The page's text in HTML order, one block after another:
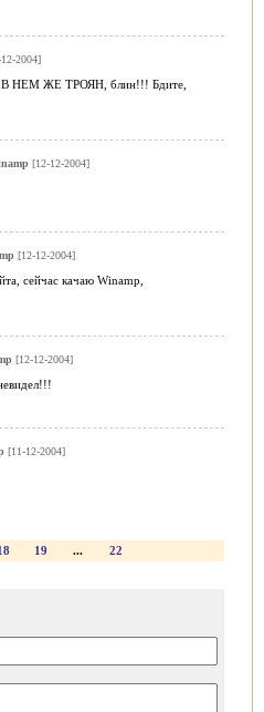
2004]
В НЕМ ЖЕ ТРОЯН, блин!!! Бдите,
[12-12-2004]
[12-12-2004]
сейчас качаю Winamp,
[12-12-2004]
[11-12-2004]
19 ... 22